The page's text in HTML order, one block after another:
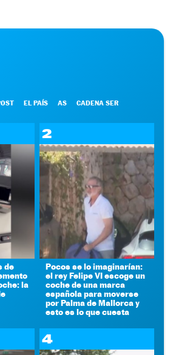
EL PAÍS AS CADENA SER
de
la
2
Pocos se lo imaginarían:
el rey Felipe VI escoge un
coche de una marca
española para moverse
por Palma de Mallorca y
esto es lo que cuesta
4